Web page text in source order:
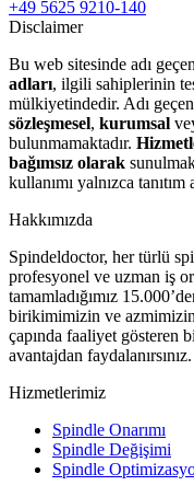
+49 5625 9210-140
Disclaimer
Bu web sitesinde adı geçen
adları, ilgili sahiplerinin
mülkiyetindedir. Adı
sözleşmesel, kurumsal
bulunmamaktadır.
bağımsız olarak
kullanımı yalnızca tanıtım
Hakkımızda
Spindeldoctor, her türlü
profesyonel ve uzman iş
tamamladığımız
birikimimizin ve azmimizin
çapında faaliyet gösteren
avantajdan faydalanırsınız.
Hizmetlerimiz
Spindle Onarımı
Spindle Değişimi
Spindle